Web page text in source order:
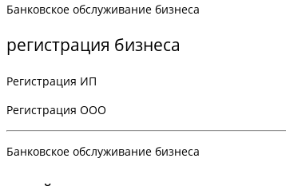
Банковское обслуживание бизнеса
регистрация бизнеса
Регистрация ИП
Регистрация ООО
Банковское обслуживание бизнеса